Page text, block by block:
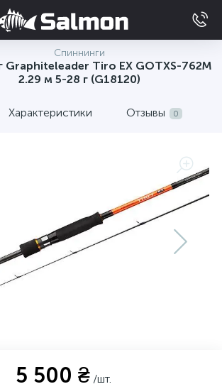
Спиннинги
Graphiteleader Tiro EX GOTXS-762M
2.29 м 5-28 г (G18120)
Характеристики Отзывы 0
5 500 ₴ /шт.